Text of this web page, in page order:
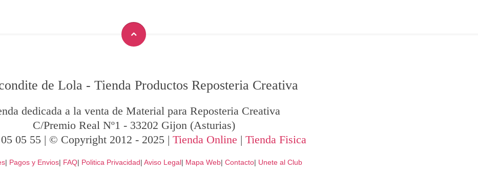
de Lola - Tienda Productos Reposteria Creativa
dedicada a la venta de Material para Reposteria Creativa
C/Premio Real Nº1 - 33202 Gijon (Asturias)
05 55 | © Copyright 2012 - 2025 | Tienda Online | Tienda Fisica
| Pagos y Envios| FAQ| Politica Privacidad| Aviso Legal| Mapa Web| Contacto| Unete al Club